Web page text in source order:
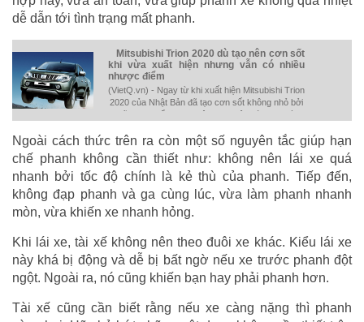
dễ dẫn tới tình trạng mất phanh.
Mitsubishi Trion 2020 dù tạo nên cơn sốt
khi vừa xuất hiện nhưng vẫn có nhiều
nhược điểm
(VietQ.vn) - Ngay từ khi xuất hiện Mitsubishi Trion
2020 của Nhật Bản đã tạo cơn sốt không nhỏ bởi
những ưu điểm vượt trội, tuy nhiên dòng xe này
Ngoài cách thức trên ra còn một số nguyên tắc giúp hạn
chế phanh không cần thiết như: không nên lái xe quá
nhanh bởi tốc độ chính là kẻ thù của phanh. Tiếp đến,
không đạp phanh và ga cùng lúc, vừa làm phanh nhanh
mòn, vừa khiến xe nhanh hỏng.
Khi lái xe, tài xế không nên theo đuôi xe khác. Kiểu lái xe
này khá bị động và dễ bị bất ngờ nếu xe trước phanh đột
ngột. Ngoài ra, nó cũng khiến bạn hay phải phanh hơn.
Tài xế cũng cần biết rằng nếu xe càng nặng thì phanh